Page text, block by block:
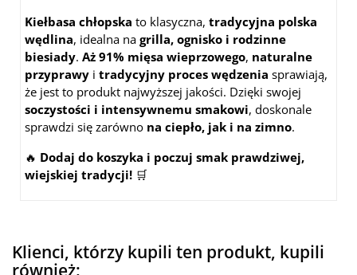
Kiełbasa chłopska to klasyczna, tradycyjna polska
wędlina, idealna na grilla, ognisko i rodzinne
biesiady. Aż 91% mięsa wieprzowego, naturalne
przyprawy i tradycyjny proces wędzenia sprawiają,
że jest to produkt najwyższej jakości. Dzięki swojej
soczystości i intensywnemu smakowi, doskonale
sprawdzi się zarówno na ciepło, jak i na zimno.
🔥 Dodaj do koszyka i poczuj smak prawdziwej,
wiejskiej tradycji! 🛒
Klienci, którzy kupili ten produkt, kupili
również: